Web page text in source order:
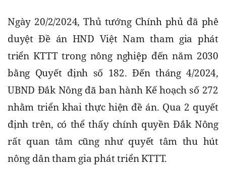
Ngày 20/2/2024, Thủ tướng Chính phủ đã phê
duyệt Đề án HND Việt Nam tham gia phát
triển KTTT trong nông nghiệp đến năm 2030
bằng Quyết định số 182. Đến tháng 4/2024,
UBND Đắk Nông đã ban hành Kế hoạch số 272
nhằm triển khai thực hiện đề án. Qua 2 quyết
định trên, có thể thấy chính quyền Đắk Nông
rất quan tâm cũng như quyết tâm thu hút
nông dân tham gia phát triển KTTT.